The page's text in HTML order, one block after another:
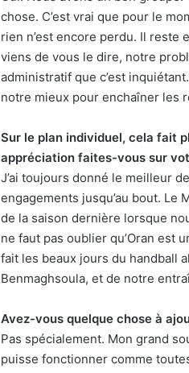
chose. C’est vrai que pour le
rien n’est encore perdu. Il reste
viens de vous le dire, notre
administratif que c’est
notre mieux pour enchaîner les
Sur le plan individuel, cela fait
appréciation faites-vous sur
J’ai toujours donné le meilleur
engagements jusqu’au bout. Le
de la saison dernière lorsque
ne faut pas oublier qu’Oran est
fait les beaux jours du handball
Benmaghsoula, et de notre
Avez-vous quelque chose à
Pas spécialement. Mon grand
puisse fonctionner comme